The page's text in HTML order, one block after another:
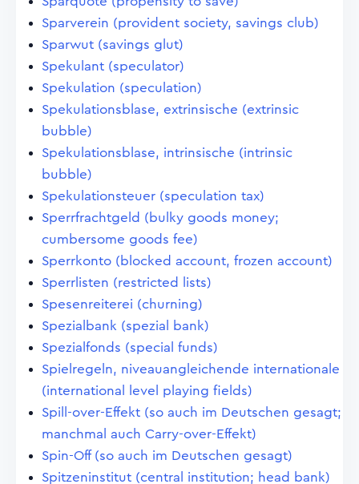
Sparverein (provident society, savings club)
Sparwut (savings glut)
Spekulant (speculator)
Spekulation (speculation)
Spekulationsblase, extrinsische (extrinsic
bubble)
Spekulationsblase, intrinsische (intrinsic
bubble)
Spekulationsteuer (speculation tax)
Sperrfrachtgeld (bulky goods money;
cumbersome goods fee)
Sperrkonto (blocked account, frozen account)
Sperrlisten (restricted lists)
Spesenreiterei (churning)
Spezialbank (spezial bank)
Spezialfonds (special funds)
Spielregeln, niveauangleichende internationale
(international level playing fields)
Spill-over-Effekt (so auch im Deutschen gesagt;
manchmal auch Carry-over-Effekt)
Spin-Off (so auch im Deutschen gesagt)
Spitzeninstitut (central institution; head bank)